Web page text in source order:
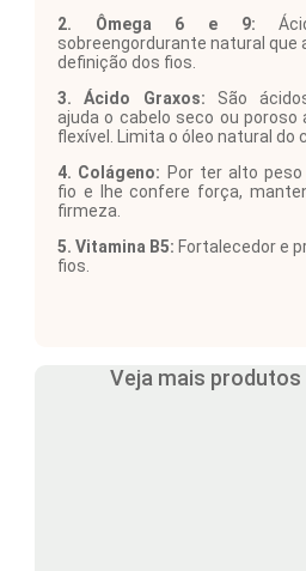
2. Ômega 6 e 9:
sobreengordurante natural que
definição dos fios.
3. Ácido Graxos: São
ajuda o cabelo seco ou
flexível. Limita o óleo natural do
4. Colágeno: Por ter alto
fio e lhe confere força,
firmeza.
5. Vitamina B5: Fortalecedor e
fios.
Veja mais